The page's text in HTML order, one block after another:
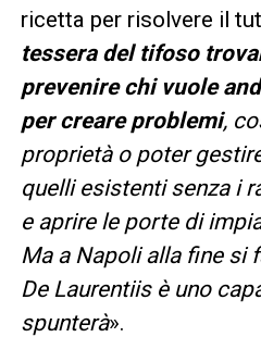
ricetta per risolvere il
tessera del tifoso
prevenire chi vuole
per creare problemi,
proprietà o poter
quelli esistenti senza i
e aprire le porte di
Ma a Napoli alla fine si
De Laurentiis è uno
spunterà».